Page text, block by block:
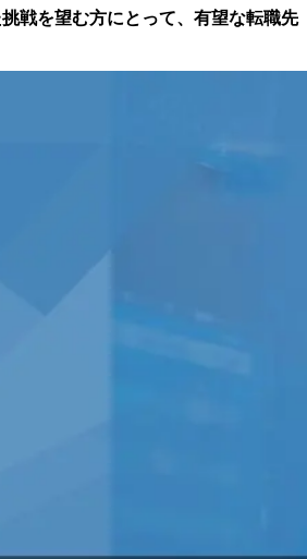
戦を望む方にとって、有望な転職先